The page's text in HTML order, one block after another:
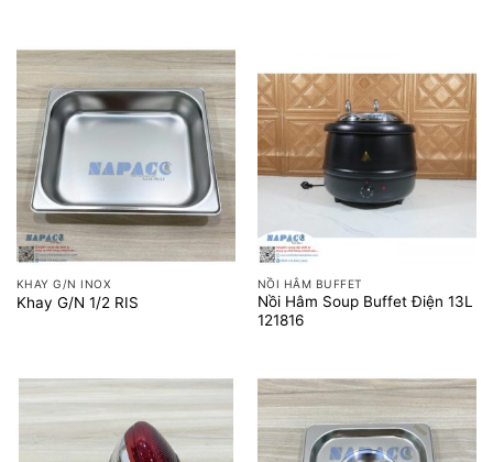
KHAY G/N INOX
Khay G/N 1/2 RIS
NỒI HÂM BUFFET
Nồi Hâm Soup Buffet Điện 13L
121816